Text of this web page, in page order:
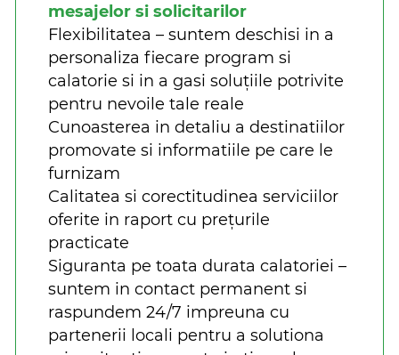
mesajelor si solicitarilor
Flexibilitatea – suntem deschisi in a
personaliza fiecare program si
calatorie si in a gasi soluțiile potrivite
pentru nevoile tale reale
Cunoasterea in detaliu a destinatiilor
promovate si informatiile pe care le
furnizam
Calitatea si corectitudinea serviciilor
oferite in raport cu prețurile
practicate
Siguranta pe toata durata calatoriei –
suntem in contact permanent si
raspundem 24/7 impreuna cu
partenerii locali pentru a solutiona